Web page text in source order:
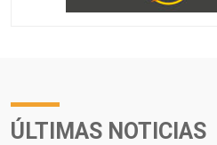
ÚLTIMAS NOTICIAS